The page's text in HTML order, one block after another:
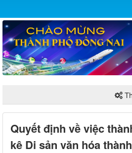
Quyết định về việc
kê Di sản văn hóa